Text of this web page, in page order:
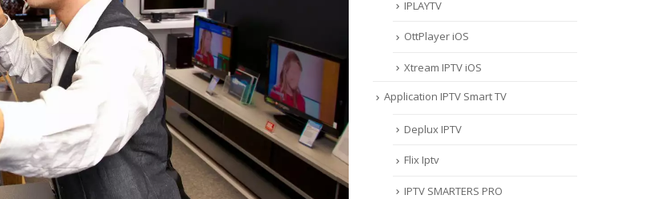
IPLAYTV
OttPlayer iOS
Xtream IPTV iOS
Application IPTV Smart TV
Deplux IPTV
Flix Iptv
IPTV SMARTERS PRO